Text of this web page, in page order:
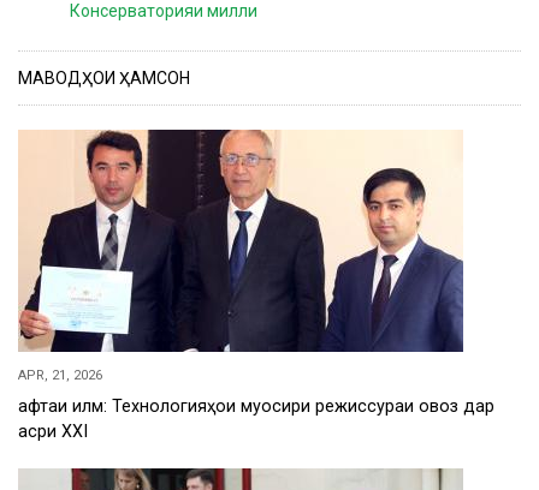
Консерваторияи милли
МАВОДҲОИ ҲАМСОН
APR, 21, 2026
Ҳафтаи илм: Технологияҳои муосири режиссураи овоз дар
асри XXI